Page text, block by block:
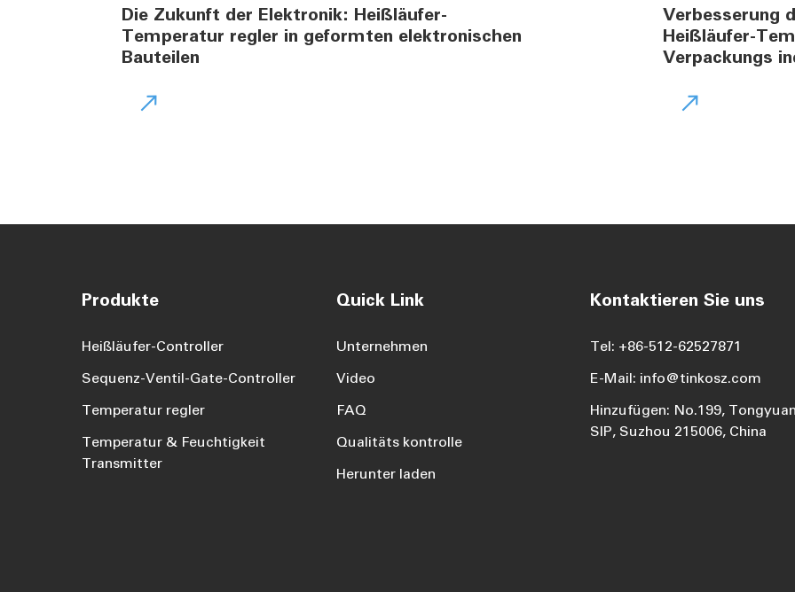
Die Zukunft der Elektronik: Heißläufer-
Temperatur regler in geformten elektronischen
Bauteilen

Verbesserung
Heißläufer-
Verpackungs

Produkte
Heißläufer-Controller
Sequenz-Ventil-Gate-Controller
Temperatur regler
Temperatur & Feuchtigkeit
Transmitter
Quick Link
Unternehmen
Video
FAQ
Qualitäts kontrolle
Herunter laden
Kontaktieren Sie uns
Tel: +86-512-62527871
E-Mail: info@tinkosz.com
Hinzufügen: No.199,
SIP, Suzhou 215006, China